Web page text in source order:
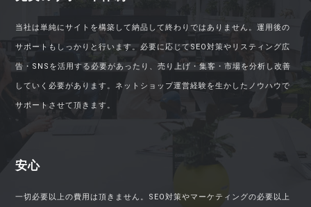
当社は単純にサイトを構築して納品して終わりではありません。運用後の
サポートもしっかりと行います。必要に応じてSEO対策やリスティング広
告・SNSを活用する必要があったり、売り上げ・集客・市場を分析し改善
していく必要があります。ネットショップ運営経験を生かしたノウハウで
サポートさせて頂きます。
安心
一切必要以上の費用は頂きません。SEO対策やマーケティングの必要以上